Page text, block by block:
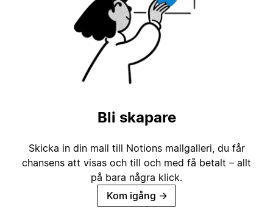
Bli skapare
Skicka in din mall till Notions mallgalleri, du får
chansens att visas och till och med få betalt – allt
på bara några klick.
Kom igång →